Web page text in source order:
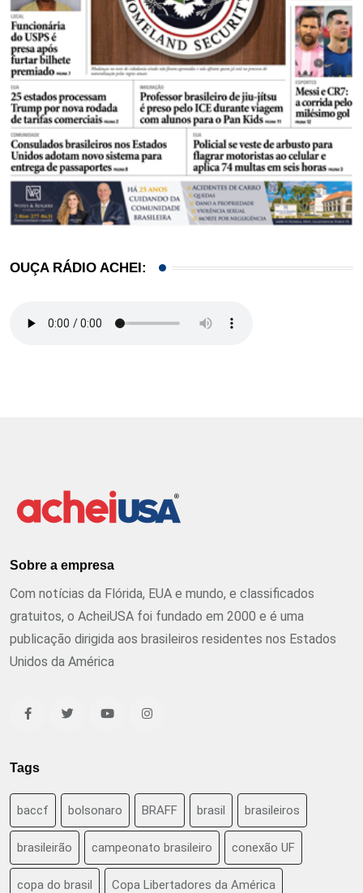
OUÇA RÁDIO ACHEI:
Sobre a empresa
Com notícias da Flórida, EUA e mundo, e classificados
gratuitos, o AcheiUSA foi fundado em 2000 e é uma
publicação dirigida aos brasileiros residentes nos Estados
Unidos da América
Tags
baccf bolsonaro BRAFF brasil brasileiros
brasileirão campeonato brasileiro conexão UF
copa do brasil Copa Libertadores da América